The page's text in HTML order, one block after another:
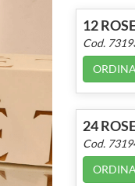
12
Cod.
24
Cod.